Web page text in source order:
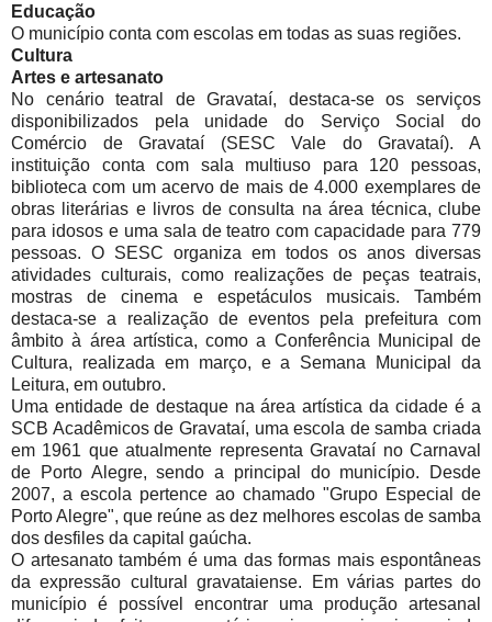
Educação
O município conta com escolas em todas as suas regiões.
Cultura
Artes e artesanato
No cenário teatral de Gravataí, destaca-se os serviços
disponibilizados pela unidade do Serviço Social do
Comércio de Gravataí (SESC Vale do Gravataí). A
instituição conta com sala multiuso para 120 pessoas,
biblioteca com um acervo de mais de 4.000 exemplares de
obras literárias e livros de consulta na área técnica, clube
para idosos e uma sala de teatro com capacidade para 779
pessoas. O SESC organiza em todos os anos diversas
atividades culturais, como realizações de peças teatrais,
mostras de cinema e espetáculos musicais. Também
destaca-se a realização de eventos pela prefeitura com
âmbito à área artística, como a Conferência Municipal de
Cultura, realizada em março, e a Semana Municipal da
Leitura, em outubro.
Uma entidade de destaque na área artística da cidade é a
SCB Acadêmicos de Gravataí, uma escola de samba criada
em 1961 que atualmente representa Gravataí no Carnaval
de Porto Alegre, sendo a principal do município. Desde
2007, a escola pertence ao chamado "Grupo Especial de
Porto Alegre", que reúne as dez melhores escolas de samba
dos desfiles da capital gaúcha.
O artesanato também é uma das formas mais espontâneas
da expressão cultural gravataiense. Em várias partes do
município é possível encontrar uma produção artesanal